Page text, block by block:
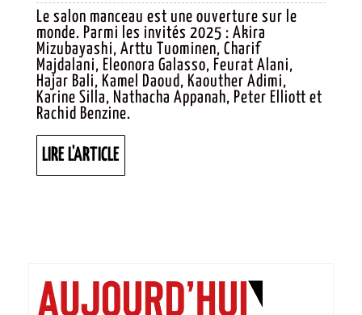
LIRE
!
2025 :
SENSIBILITÉS
COSMOPOLITES
Le salon manceau est une ouverture sur le
monde. Parmi les invités 2025 : Akira
Mizubayashi, Arttu Tuominen, Charif
Majdalani, Eleonora Galasso, Feurat Alani,
Hajar Bali, Kamel Daoud, Kaouther Adimi,
Karine Silla, Nathacha Appanah, Peter Elliott et
Rachid Benzine.
LIRE L'ARTICLELIRE